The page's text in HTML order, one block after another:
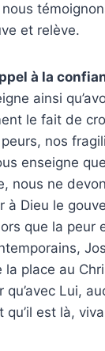
et relève.
à la
ainsi
le fait de
nos
enseigne
nous ne
à Dieu le
que la peur
place au
qu’avec Lui,
qu’il est là,